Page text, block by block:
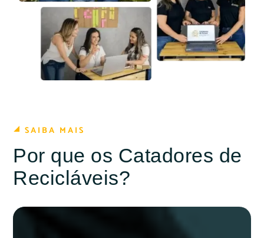
SAIBA MAIS
Por que os Catadores de
Recicláveis?